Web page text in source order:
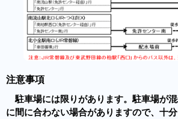
注意事項
駐車場には限りがあります。駐車場が
に間に合わない場合がありますので、十分